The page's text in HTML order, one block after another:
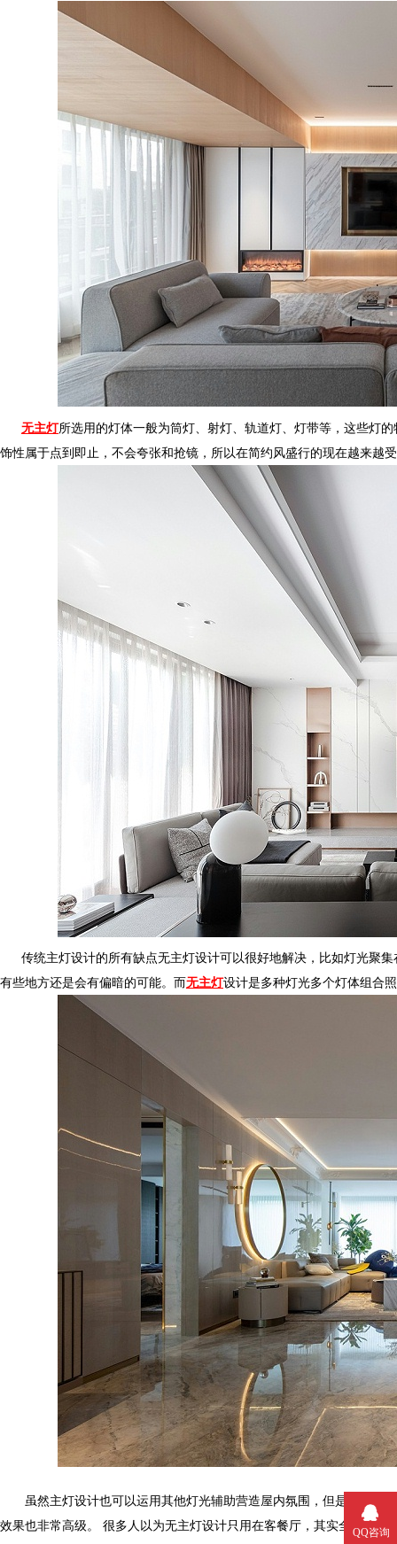
无主灯所选用的灯体一般为筒灯、射灯、轨道灯、灯带等
饰性属于点到即止，不会夸张和抢镜，所以在简约风盛行的现在越来越受大
传统主灯设计的所有缺点无主灯设计可以很好地解决，比如灯光聚集在
有些地方还是会有偏暗的可能。 而无主灯设计是多种灯光多个灯体组合照明
虽然主灯设计也可以运用其他灯光辅助营造屋内氛围，但是效果经常会
效果也非常高级。
很多人以为无主灯设计只用在客餐厅，其实全屋都可
QQ咨询